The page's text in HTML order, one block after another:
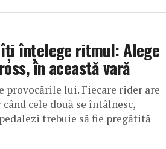
înțelege ritmul: Alege
în această vară
provocările lui. Fiecare rider are
cele două se întâlnesc,
trebuie să fie pregătită